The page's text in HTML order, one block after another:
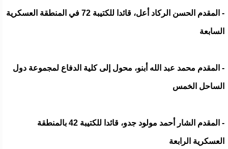
- المقدم الحسن الركاد أعل، قائدا للكتيبة 72 في المنطقة العسكرية
السابعة
- المقدم محمد عبد الله أبنو، محول إلى كلية الدفاع لمجموعة دول
الساحل الخمس
- المقدم الشار أحمد مولود جدو، قائدا للكتيبة 42 بالمنطقة
العسكرية الرابعة